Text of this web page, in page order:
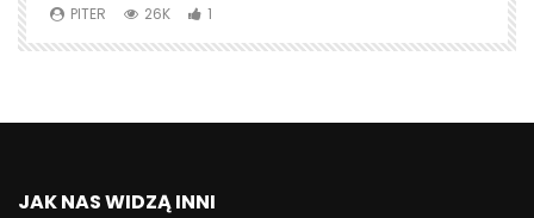
PITER 26K 1
JAK NAS WIDZĄ INNI